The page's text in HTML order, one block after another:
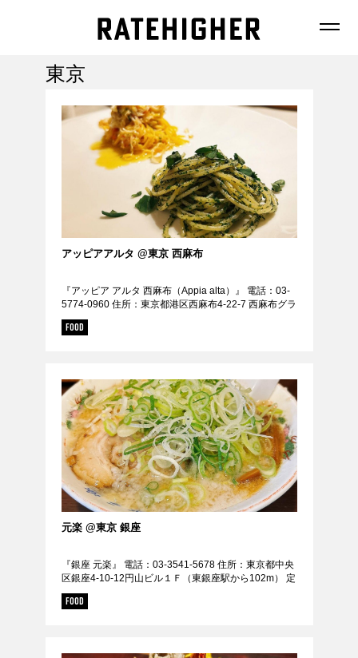
FASHION
GOODS
KNOWLEDGE
GADGET
RECOMMEND
FORTUNE
FOLLOW RATEHIGHER MAGAZINE
東京
アッピアアルタ @東京 西麻布
『アッピア アルタ 西麻布（Appia alta）』 電話：03-
5774-0960 住所：東京都港区西麻布4-22-7 西麻布グラ
ンディアビル B1F（広尾駅から徒歩７分/広尾駅から
653m） UR...
FOOD
元楽 @東京 銀座
『銀座 元楽』 電話：03-3541-5678 住所：東京都中央
区銀座4-10-12円山ビル１Ｆ（東銀座駅から102m） 定
休日： 日、お盆期間、年末年始 URL：
https://tabelog.co...
FOOD